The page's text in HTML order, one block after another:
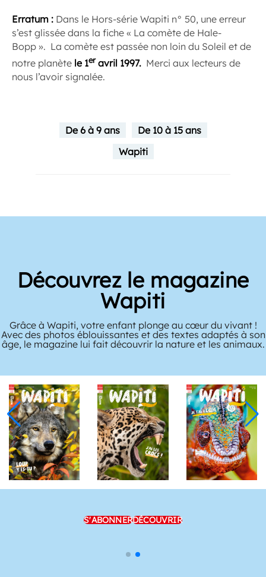
Erratum : Dans le Hors-série Wapiti n° 50, une erreur
s’est glissée dans la fiche « La comète de Hale-
Bopp ». La comète est passée non loin du Soleil et de
notre planète le 1eravril 1997. Merci aux lecteurs de
nous l’avoir signalée.
De 6 à 9 ans
De 10 à 15 ans
Wapiti
Découvrez le magazine
Wapiti
Grâce à Wapiti, votre enfant plonge au cœur du vivant !
Avec des photos éblouissantes et des textes adaptés à son
âge, le magazine lui fait découvrir la nature et les animaux.
S'ABONNERDÉCOUVRIR